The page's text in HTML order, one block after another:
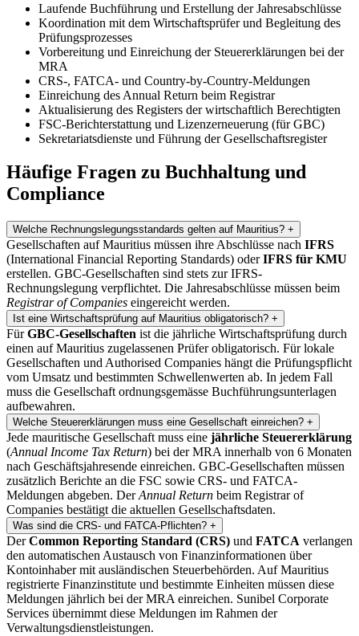
Laufende Buchführung und Erstellung der Jahresabschlüsse
Koordination mit dem Wirtschaftsprüfer und Begleitung des
Prüfungsprozesses
Vorbereitung und Einreichung der Steuererklärungen bei der
MRA
CRS-, FATCA- und Country-by-Country-Meldungen
Einreichung des Annual Return beim Registrar
Aktualisierung des Registers der wirtschaftlich Berechtigten
FSC-Berichterstattung und Lizenzerneuerung (für GBC)
Sekretariatsdienste und Führung der Gesellschaftsregister
Häufige Fragen zu Buchhaltung und
Compliance
Welche Rechnungslegungsstandards gelten auf Mauritius? +
Gesellschaften auf Mauritius müssen ihre Abschlüsse nach IFRS
(International Financial Reporting Standards) oderIFRS für KMU
erstellen. GBC-Gesellschaften sind stets zur IFRS-
Rechnungslegung verpflichtet. Die Jahresabschlüsse müssen beim
Registrar of Companies eingereicht werden.
Ist eine Wirtschaftsprüfung auf Mauritius obligatorisch? +
FürGBC-Gesellschaften ist die jährliche Wirtschaftsprüfung durch
einen auf Mauritius zugelassenen Prüfer obligatorisch. Für lokale
Gesellschaften und Authorised Companies hängt die Prüfungspflicht
vom Umsatz und bestimmten Schwellenwerten ab. In jedem Fall
muss die Gesellschaft ordnungsgemässe Buchführungsunterlagen
aufbewahren.
Welche Steuererklärungen muss eine Gesellschaft einreichen? +
Jede mauritische Gesellschaft muss eine jährliche Steuererklärung
(Annual Income Tax Return) bei der MRA innerhalb von 6 Monaten
nach Geschäftsjahresende einreichen. GBC-Gesellschaften müssen
zusätzlich Berichte an die FSC sowie CRS- und FATCA-
Meldungen abgeben. DerAnnual Return beim Registrar of
Companies bestätigt die aktuellen Gesellschaftsdaten.
Was sind die CRS- und FATCA-Pflichten? +
DerCommon Reporting Standard (CRS) und FATCA verlangen
den automatischen Austausch von Finanzinformationen über
Kontoinhaber mit ausländischen Steuerbehörden. Auf Mauritius
registrierte Finanzinstitute und bestimmte Einheiten müssen diese
Meldungen jährlich bei der MRA einreichen. Sunibel Corporate
Services übernimmt diese Meldungen im Rahmen der
Verwaltungsdienstleistungen.